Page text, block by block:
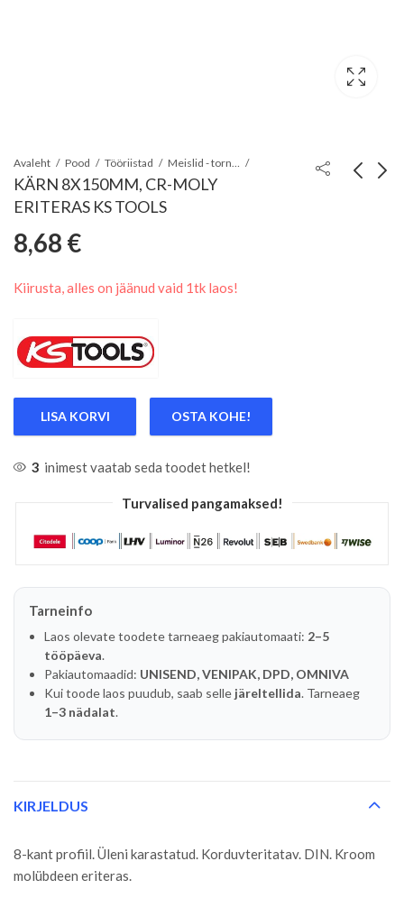
Avaleht Pood Tööriistad
KÄRN 8X150MM, CR-MOLY
ERITERAS KS TOOLS
8,68 €
Kiirusta, alles on jäänud vaid 1tk laos!
LISA KORVI OSTA KOHE!
3 inimest vaatab seda toodet hetkel!
Turvalised pangamaksed!
Tarneinfo
Laos olevate toodete tarneaeg pakiautomaati: 2–5
tööpäeva.
Pakiautomaadid: UNISEND, VENIPAK, DPD, OMNIVA
Kui toode laos puudub, saab selle järeltellida. Tarneaeg
1–3 nädalat.
KIRJELDUS
8-kant profiil. Üleni karastatud. Korduvteritatav. DIN. Kroom
molübdeen eriteras.